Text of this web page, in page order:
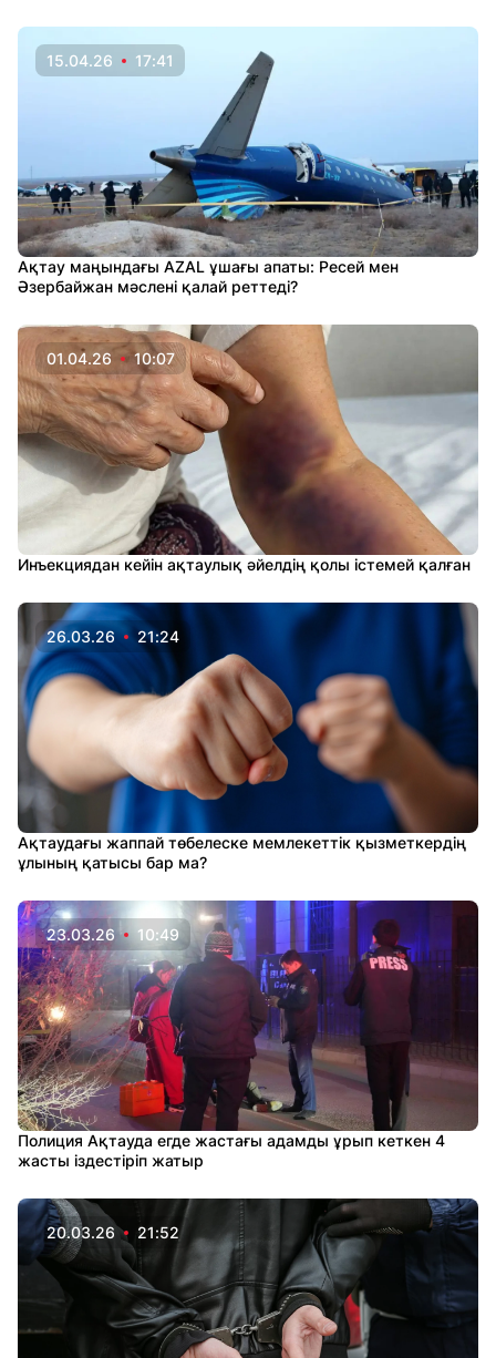
15.04.26 17:41
Ақтау маңындағы AZAL ұшағы апаты: Ресей мен
Әзербайжан мәслені қалай реттеді?
01.04.26 10:07
Инъекциядан кейін ақтаулық әйелдің қолы істемей қалған
26.03.26 21:24
Ақтаудағы жаппай төбелеске мемлекеттік қызметкердің
ұлының қатысы бар ма?
23.03.26 10:49
Полиция Ақтауда егде жастағы адамды ұрып кеткен 4
жасты іздестіріп жатыр
20.03.26 21:52